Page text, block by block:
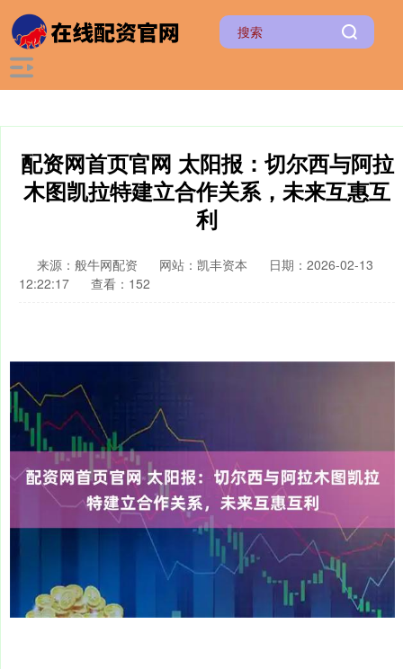
配资网首页官网 太阳报：切尔西与阿拉
木图凯拉特建立合作关系，未来互惠互
利
来源：般牛网配资 网站：凯丰资本
日期：2026-02-13
12:22:17
查看：152